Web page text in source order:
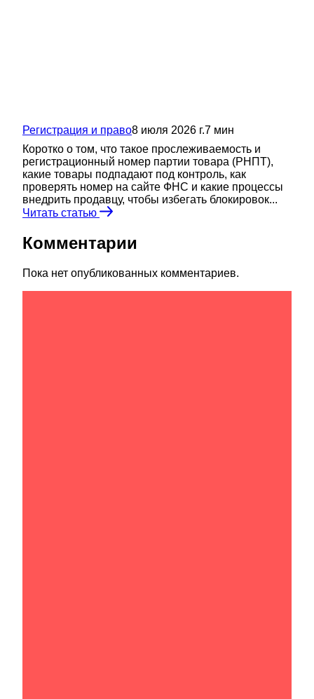
Регистрация и право8 июля 2026 г.7 мин
Коротко о том, что такое прослеживаемость и
регистрационный номер партии товара (РНПТ),
какие товары подпадают под контроль, как
проверять номер на сайте ФНС и какие процессы
внедрить продавцу, чтобы избегать блокировок...
Читать статью
Комментарии
Пока нет опубликованных комментариев.